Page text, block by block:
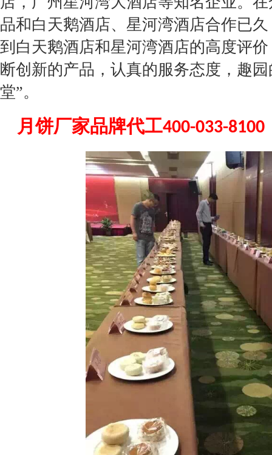
品和白天鹅酒店、星河湾酒店合作已
到白天鹅酒店和星河湾酒店的高度评
断创新的产品，认真的服务态度，趣
堂”。
月饼厂家品牌代工400-033-8100